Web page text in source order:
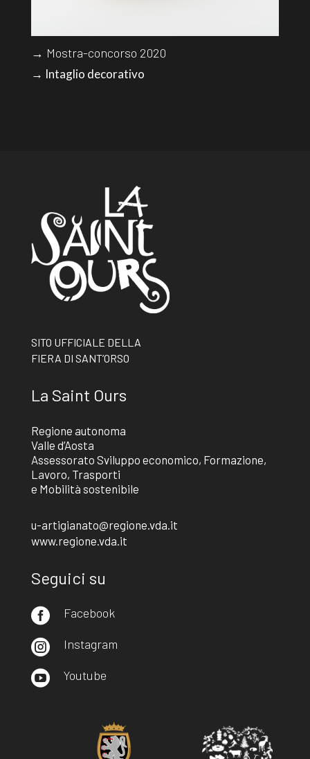
→ Mostra-concorso 2020
→ Intaglio decorativo
SITO UFFICIALE DELLA
FIERA DI SANT’ORSO
La Saint Ours
Regione autonoma
Valle d’Aosta
Assessorato Sviluppo economico, Formazione,
Lavoro, Trasporti
e Mobilità sostenibile
u-artigianato@regione.vda.it
www.regione.vda.it
Seguici su
 Facebook
 Instagram
 Youtube